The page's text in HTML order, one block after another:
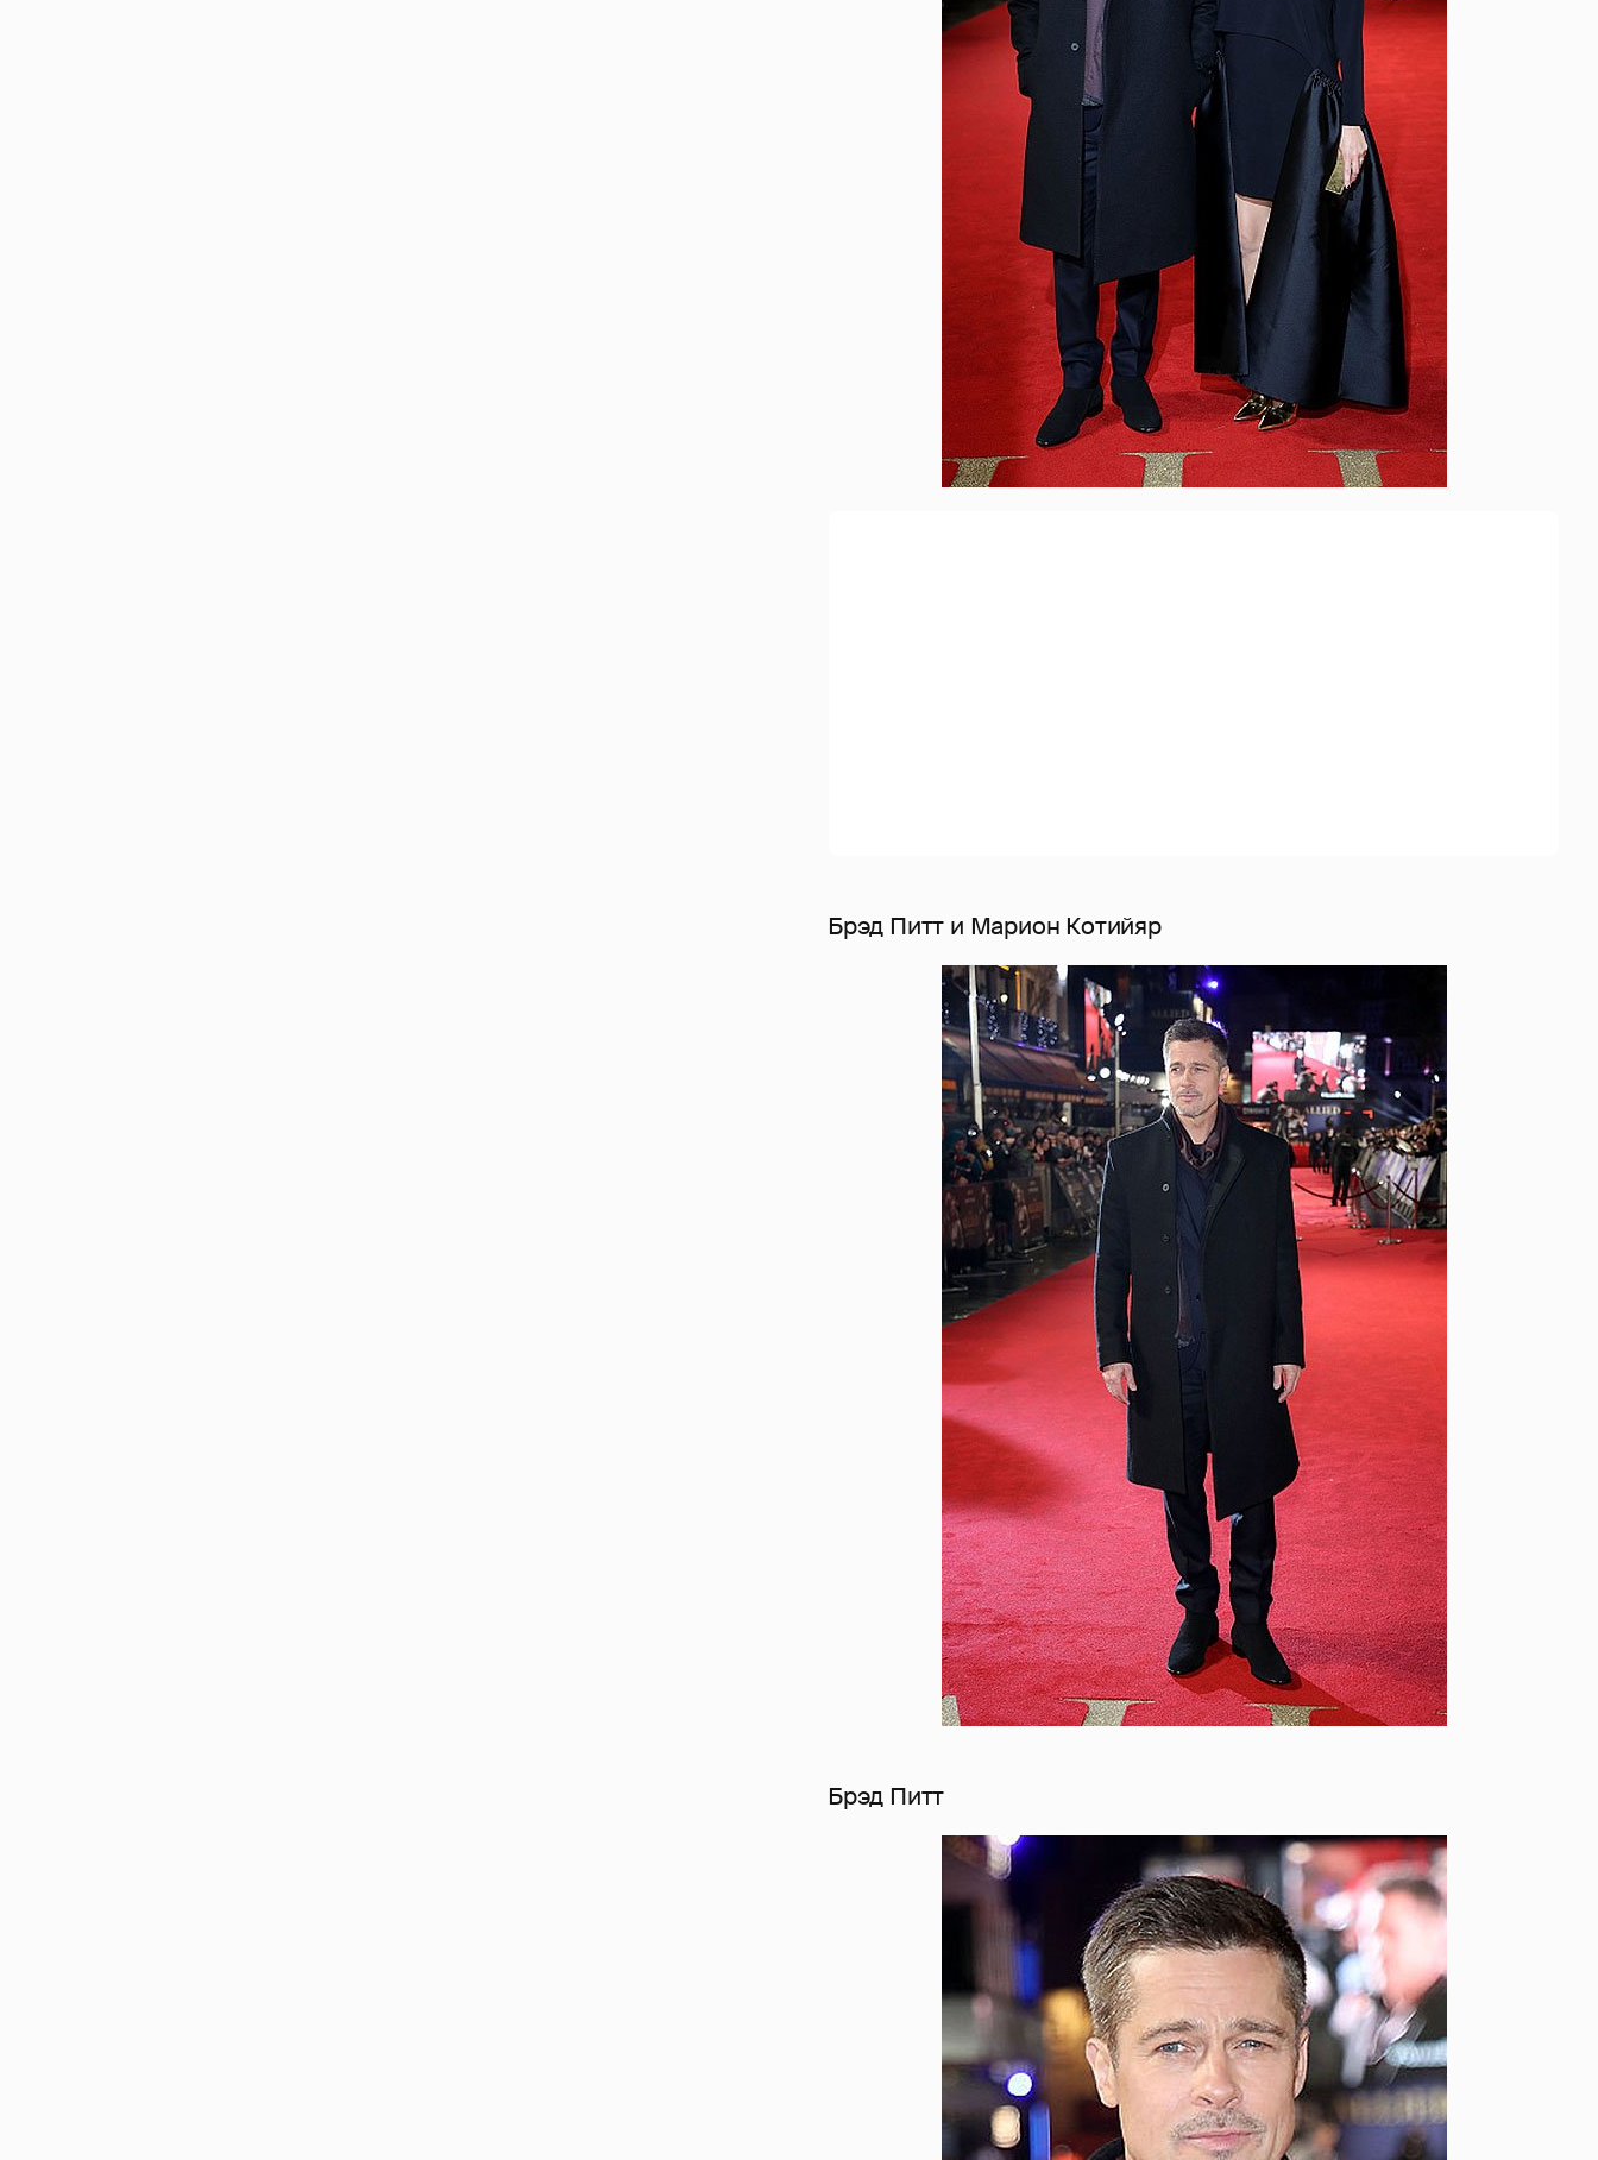
Брэд Питт и Марион Котийяр
Брэд Питт